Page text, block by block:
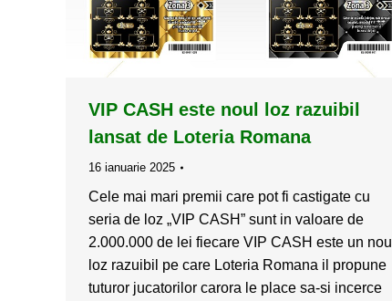
VIP CASH este noul loz razuibil
lansat de Loteria Romana
16 ianuarie 2025
Cele mai mari premii care pot fi castigate cu
seria de loz „VIP CASH” sunt in valoare de
2.000.000 de lei fiecare VIP CASH este un nou
loz razuibil pe care Loteria Romana il propune
tuturor jucatorilor carora le place sa-si incerce